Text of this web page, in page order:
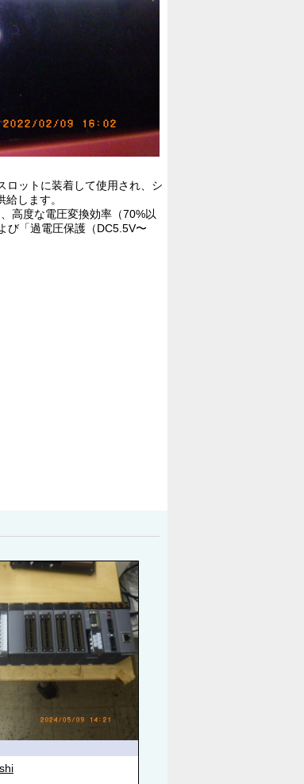
ロットに装着して使用され、シ
します。
高度な電圧変換効率（70%以
び「過電圧保護（DC5.5V〜